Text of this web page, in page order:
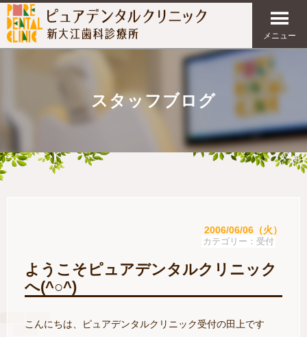
メニュー
スタッフブログ
2006/06/06（火）
受付
ようこそピュアデンタルクリニック
へ(^○^)
こんにちは、ピュアデンタルクリニック受付の田上です